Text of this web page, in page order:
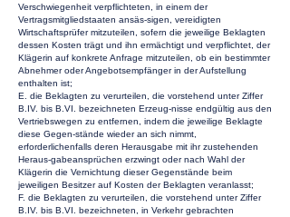
Verschwiegenheit verpflichteten, in einem der
Vertragsmitgliedstaaten ansäs-sigen, vereidigten
Wirtschaftsprüfer mitzuteilen, sofern die jeweilige Beklagten
dessen Kosten trägt und ihn ermächtigt und verpflichtet, der
Klägerin auf konkrete Anfrage mitzuteilen, ob ein bestimmter
Abnehmer oder Angebotsempfänger in der Aufstellung
enthalten ist;
E. die Beklagten zu verurteilen, die vorstehend unter Ziffer
B.IV. bis B.VI. bezeichneten Erzeug-nisse endgültig aus den
Vertriebswegen zu entfernen, indem die jeweilige Beklagte
diese Gegen-stände wieder an sich nimmt,
erforderlichenfalls deren Herausgabe mit ihr zustehenden
Heraus-gabeansprüchen erzwingt oder nach Wahl der
Klägerin die Vernichtung dieser Gegenstände beim
jeweiligen Besitzer auf Kosten der Beklagten veranlasst;
F. die Beklagten zu verurteilen, die vorstehend unter Ziffer
B.IV. bis B.VI. bezeichneten, in Verkehr gebrachten